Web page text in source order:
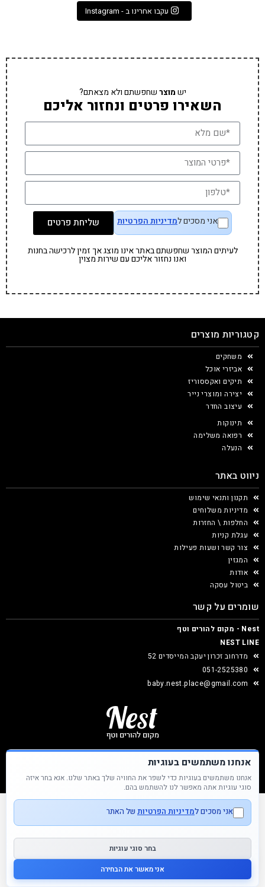
עקבו אחרינו ב - Instagram
ישמוצרשחפשתם ולא מצאתם?
השאירו פרטים ונחזור אליכם
אני מסכים למדיניות הפרטיות שליחת פרטים
לעיתים המוצר שחפשתם באתר אינו מוצג אך זמין לרכישה בחנות
ואנו נחזור אליכם עם שירות מצוין
קטגוריות מוצרים
משחקים
אביזרי אוכל
תיקים ואקססוריז
יצירה ומוצרי נייר
עיצוב החדר
תינוקות
רפואה משלימה
הנעלה
ניווט באתר
תקנון ותנאי שימוש
מדיניות משלוחים
החלפות \ החזרות
עגלת קניות
צור קשר ושעות פעילות
המגזין
אודות
ביטול עסקה
שומרים על קשר
Nest - מקום להורים וטף
NEST LINE
מדרחוב זכרון יעקב המייסדים 52
051-2525380
baby.nest.place@gmail.com
Nest &copy כל הזכויות שמורות
אנחנו משתמשים בעוגיות
אנחנו משתמשים בעוגיות כדי לשפר את החוויה שלך באתר שלנו. אנא בחר איזה
סוגי עוגיות אתה מאפשר לנו להשתמש בהם.
אני מסכים למדיניות הפרטיות של האתר
בחר סוגי עוגיות
אני מאשר את הבחירה